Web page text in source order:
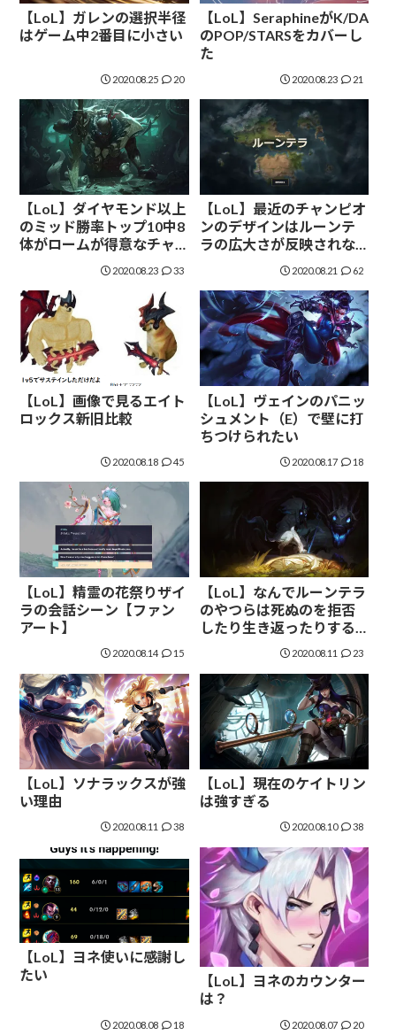
【LoL】ガレンの選択半径
はゲーム中2番目に小さい
2020.08.25 20
【LoL】SeraphineがK/DA
のPOP/STARSをカバーし
た
2020.08.23 21
【LoL】ダイヤモンド以上
のミッド勝率トップ10中8
体がロームが得意なチャ
2020.08.23 33
【LoL】最近のチャンピオ
ンのデザインはルーンテ
ラの広大さが反映されな
い方向に進んでいる
2020.08.21 62
【LoL】画像で見るエイト
ロックス新旧比較
2020.08.18 45
【LoL】ヴェインのパニッ
シュメント（E）で壁に打
ちつけられたい
2020.08.17 18
【LoL】精霊の花祭りザイ
ラの会話シーン【ファン
アート】
2020.08.14 15
【LoL】なんでルーンテラ
のやつらは死ぬのを拒否
したり生き返ったりする
の？キンドレッドはちゃ
んと仕事してるの？特に
2020.08.11 23
【LoL】ソナラックスが強
い理由
2020.08.11 38
【LoL】現在のケイトリン
は強すぎる
2020.08.10 38
【LoL】ヨネ使いに感謝し
たい
2020.08.08 18
【LoL】ヨネのカウンター
は？
2020.08.07 20